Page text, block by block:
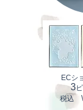
ECシ
3
​税込